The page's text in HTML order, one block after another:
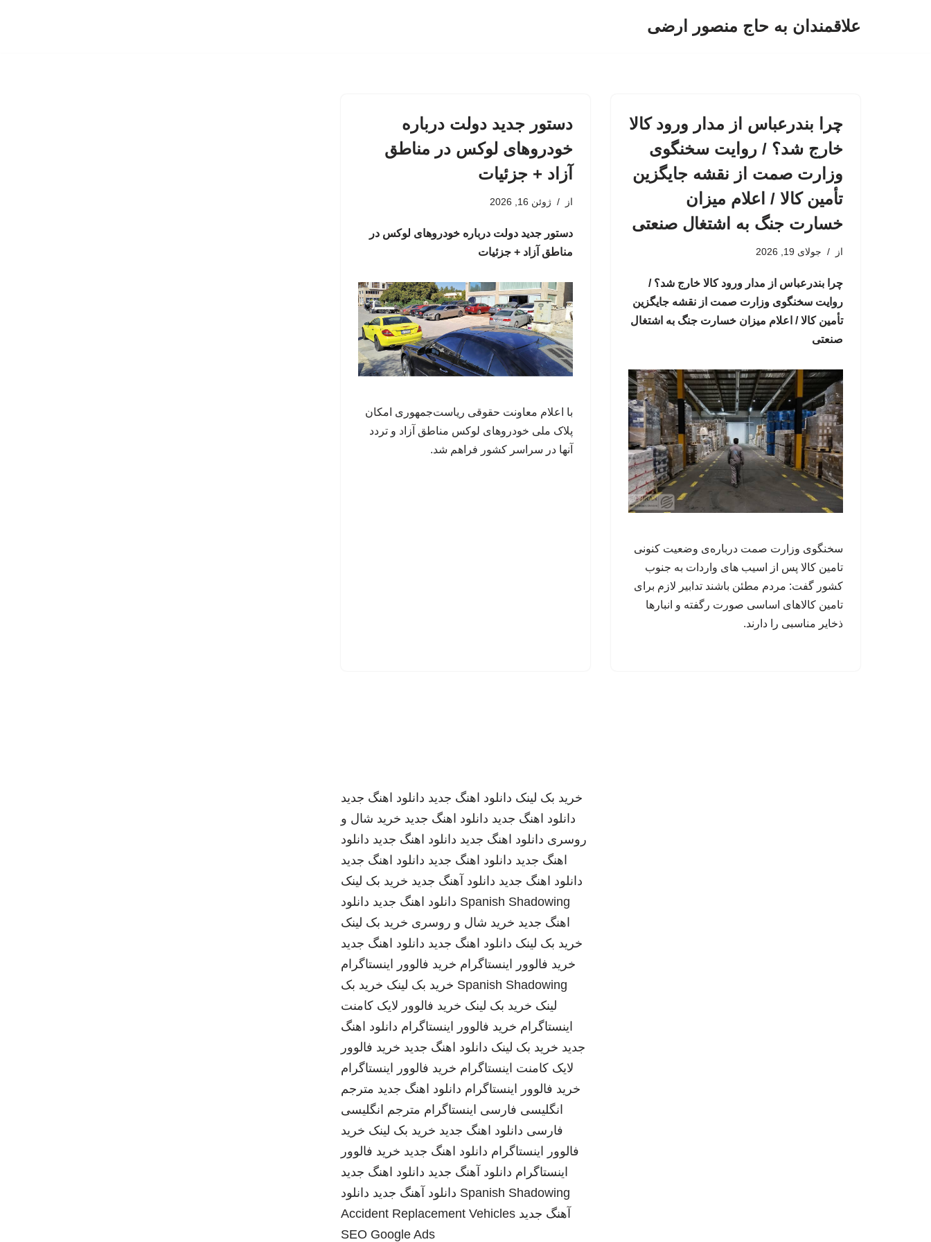
علاقمندان به حاج منصور ارضی
چرا بندرعباس از مدار ورود کالا
خارج شد؟ / روایت سخنگوی
وزارت صمت از نقشه جایگزین
تأمین کالا / اعلام میزان
خسارت جنگ به اشتغال صنعتی
از جولای 19, 2026
چرا بندرعباس از مدار ورود کالا خارج شد؟ /
روایت سخنگوی وزارت صمت از نقشه جایگزین
تأمین کالا / اعلام میزان خسارت جنگ به اشتغال
صنعتی
سخنگوی وزارت صمت درباره‌ی وضعیت کنونی
تامین کالا پس از اسیب های واردات به جنوب
کشور گفت: مردم مطئن باشند تدابیر لازم برای
تامین کالاهای اساسی صورت رگفته و انبارها
ذخایر مناسبی را دارند.
دستور جدید دولت درباره
خودروهای لوکس در مناطق
آزاد + جزئیات
از ژوئن 16, 2026
دستور جدید دولت درباره خودروهای لوکس در
مناطق آزاد + جزئیات
با اعلام معاونت حقوقی ریاست‌جمهوری امکان
پلاک ملی خودروهای لوکس مناطق آزاد و تردد
آنها در سراسر کشور فراهم شد.
خرید بک لینک دانلود اهنگ جدید دانلود اهنگ جدید
دانلود اهنگ جدید دانلود اهنگ جدید خرید شال و
روسری دانلود اهنگ جدید دانلود اهنگ جدید دانلود
اهنگ جدید دانلود اهنگ جدید دانلود اهنگ جدید
دانلود اهنگ جدید دانلود آهنگ جدید خرید بک لینک
Spanish Shadowing دانلود اهنگ جدید دانلود
اهنگ جدید خرید شال و روسری خرید بک لینک
خرید بک لینک دانلود اهنگ جدید دانلود اهنگ جدید
خرید فالوور اینستاگرام خرید فالوور اینستاگرام
Spanish Shadowing خرید بک لینک خرید بک
لینک خرید بک لینک خرید فالوور لایک کامنت
اینستاگرام خرید فالوور اینستاگرام دانلود اهنگ
جدید خرید بک لینک دانلود اهنگ جدید خرید فالوور
لایک کامنت اینستاگرام خرید فالوور اینستاگرام
خرید فالوور اینستاگرام دانلود اهنگ جدید مترجم
انگلیسی فارسی اینستاگرام مترجم انگلیسی
فارسی دانلود اهنگ جدید خرید بک لینک خرید
فالوور اینستاگرام دانلود اهنگ جدید خرید فالوور
اینستاگرام دانلود آهنگ جدید دانلود اهنگ جدید
Spanish Shadowing دانلود آهنگ جدید دانلود
آهنگ جدید Accident Replacement Vehicles
SEO Google Ads